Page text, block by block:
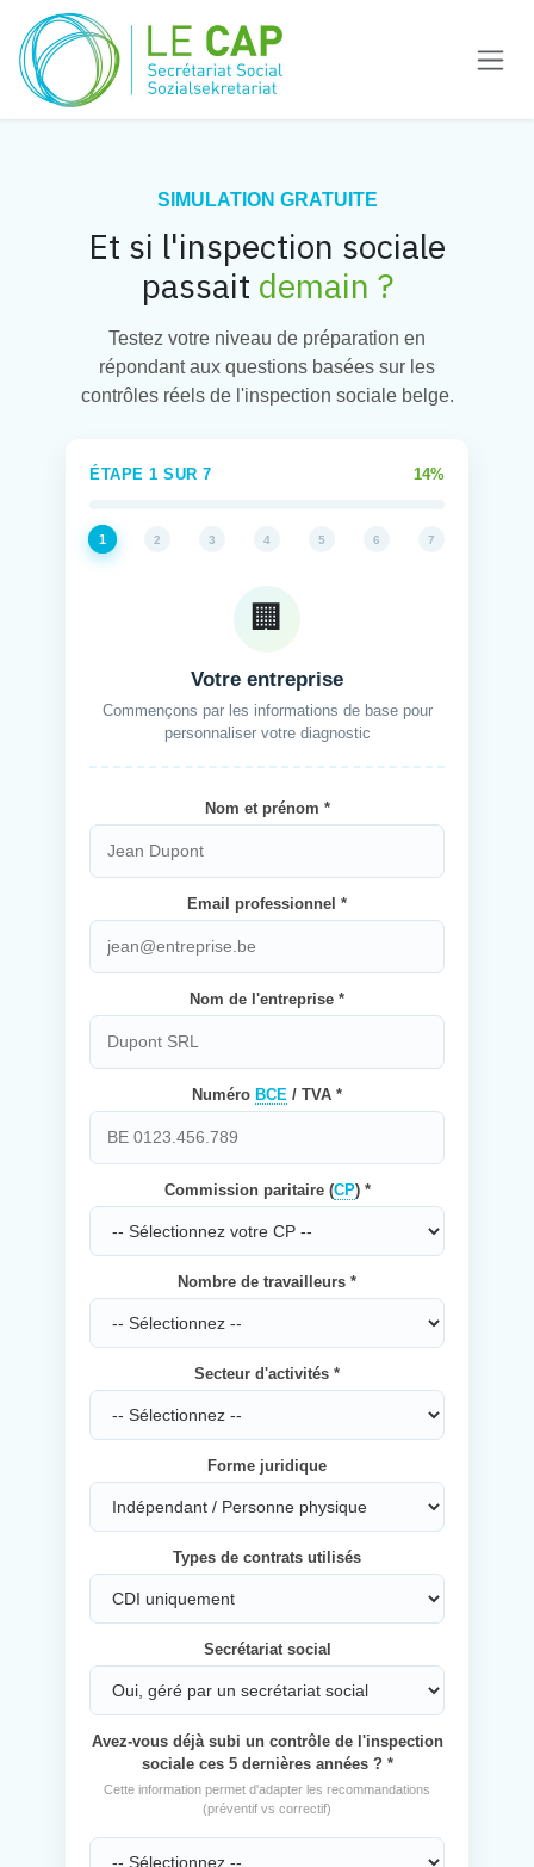
Zum Inhalt springen
SIMULATION GRATUITE
Et si l'inspection sociale
passait demain ?
Testez votre niveau de préparation en
répondant aux questions basées sur les
contrôles réels de l'inspection sociale belge.
ÉTAPE 1 SUR 7 14%
1 2 3 4 5 6 7
🏢
Votre entreprise
Commençons par les informations de base pour
personnaliser votre diagnostic
Nom et prénom *
Email professionnel *
Nom de l'entreprise *
Numéro BCE / TVA *
Commission paritaire (CP) *
Nombre de travailleurs *
Secteur d'activités *
Forme juridique
Types de contrats utilisés
Secrétariat social
Avez-vous déjà subi un contrôle de l'inspection
sociale ces 5 dernières années ? *
Cette information permet d'adapter les recommandations
(préventif vs correctif)